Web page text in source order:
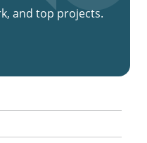
and top projects.